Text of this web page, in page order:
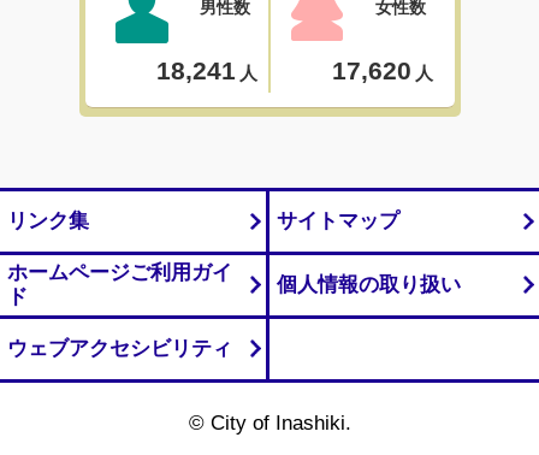
リンク集 サイトマップ
ホームページご利用ガイ
ド
個人情報の取り扱い
ウェブアクセシビリティ
© City of Inashiki.